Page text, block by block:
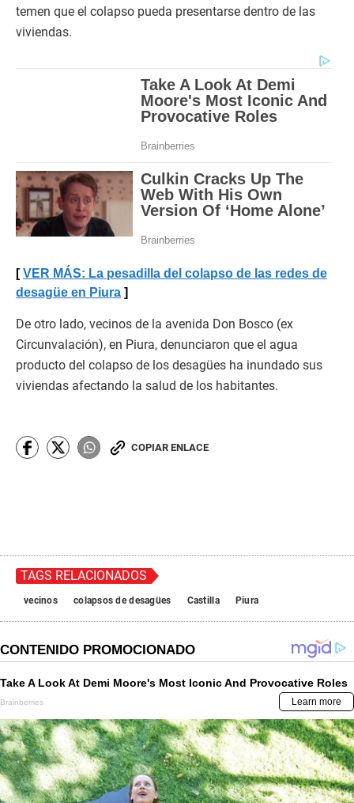
temen que el colapso pueda presentarse dentro de las
viviendas.
VER MÁS: La pesadilla del colapso de las redes de
desagüe en Piura
De otro lado, vecinos de la avenida Don Bosco (ex
Circunvalación), en Piura, denunciaron que el agua
producto del colapso de los desagües ha inundado sus
viviendas afectando la salud de los habitantes.
COPIAR ENLACE
TAGS RELACIONADOS
vecinos colapsos de desagües Castilla Piura